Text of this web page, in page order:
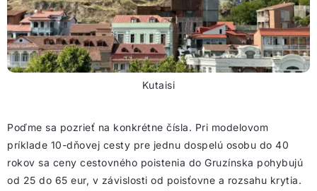
Kutaisi
Poďme sa pozrieť na konkrétne čísla. Pri modelovom
príklade 10-dňovej cesty pre jednu dospelú osobu do 40
rokov sa ceny cestovného poistenia do Gruzínska pohybujú
od 25 do 65 eur, v závislosti od poisťovne a rozsahu krytia.